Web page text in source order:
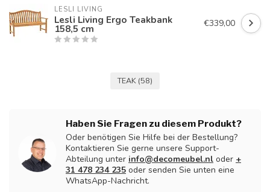
LESLI LIVING
Lesli Living Ergo Teakbank
158,5 cm €339,00
TEAK (58)
Haben Sie Fragen zu diesem Produkt?
Oder benötigen Sie Hilfe bei der Bestellung?
Kontaktieren Sie gerne unsere Support-
Abteilung unter info@decomeubel.nl oder +
31 478 234 235 oder senden Sie unten eine
WhatsApp-Nachricht.